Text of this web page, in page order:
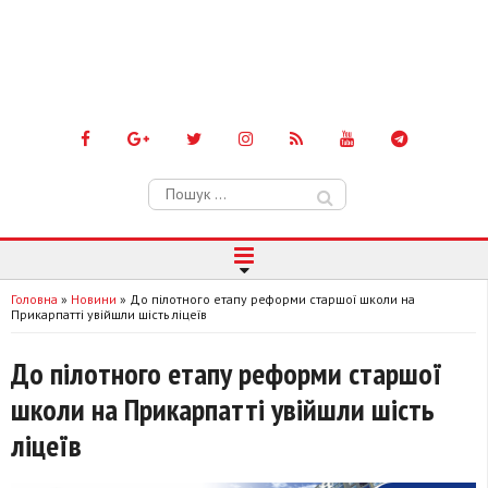
Пошук:
Головна » Новини » До пілотного етапу реформи старшої школи на
Прикарпатті увійшли шість ліцеїв
До пілотного етапу реформи старшої
школи на Прикарпатті увійшли шість
ліцеїв